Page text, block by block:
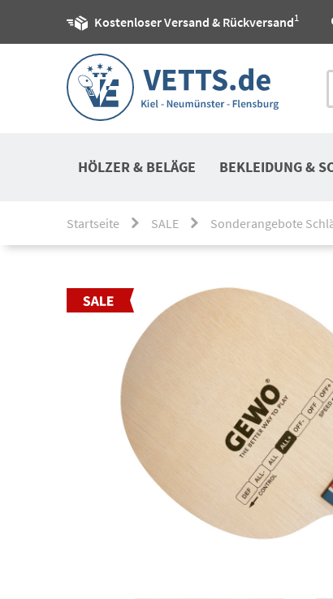
Kostenloser Versand & Rückversand1
HÖLZER & BELÄGE BEKLEIDUNG &
Startseite SALE Sonderangebote